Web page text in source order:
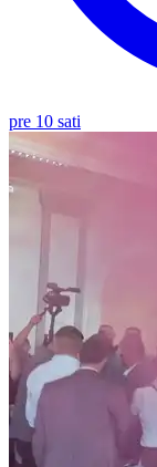
pre 10 sati